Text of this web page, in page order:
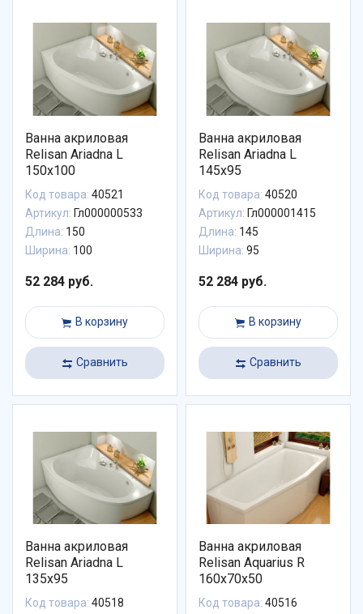
Ванна акриловая
Relisan Ariadna L
150x100
Код товара: 40521
Артикул: Гл000000533
Длина: 150
Ширина: 100
52 284 руб.
В корзину
Сравнить
Ванна акриловая
Relisan Ariadna L
145x95
Код товара: 40520
Артикул: Гл000001415
Длина: 145
Ширина: 95
52 284 руб.
В корзину
Сравнить
Ванна акриловая
Relisan Ariadna L
135x95
Код товара: 40518
Ванна акриловая
Relisan Aquarius R
160х70х50
Код товара: 40516